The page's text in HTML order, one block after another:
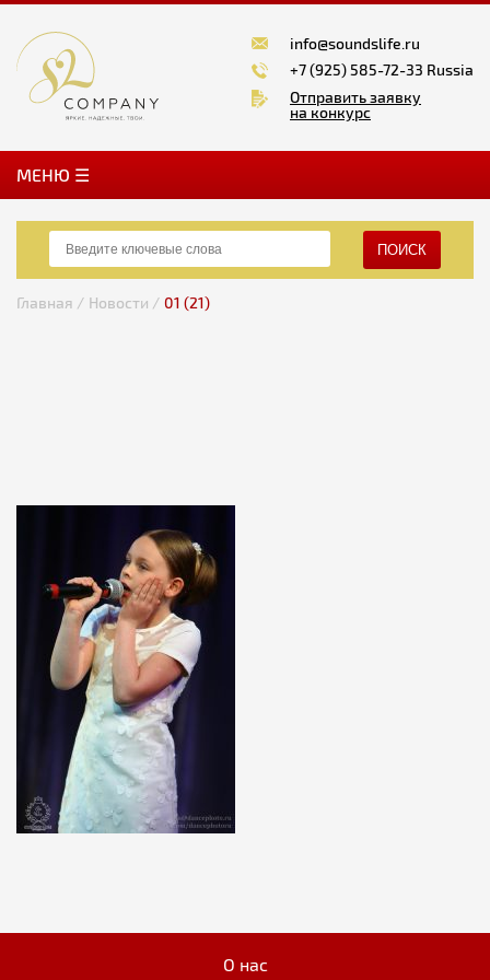
info@soundslife.ru
+7 (925) 585-72-33 Russia
Отправить заявку
на конкурс
MЕНЮ ☰
ПОИСК
Главная / Новости / 01 (21)
О нас